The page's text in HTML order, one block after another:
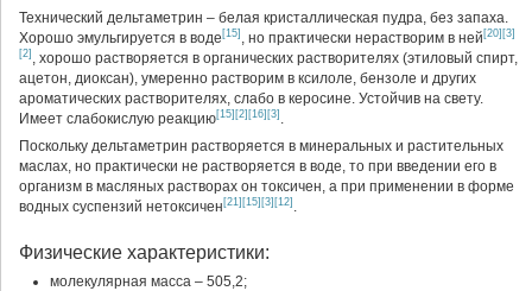
Технический дельтаметрин – белая кристаллическая пудра, без запаха.
Хорошо эмульгируется в воде [15] , но практически нерастворим в ней [20] [3]
[2] , хорошо растворяется в органических растворителях (этиловый спирт,
ацетон, диоксан), умеренно растворим в ксилоле, бензоле и других
ароматических растворителях, слабо в керосине. Устойчив на свету.
Имеет слабокислую реакцию[15] [2] [16] [3] .
Поскольку дельтаметрин растворяется в минеральных и растительных
маслах, но практически не растворяется в воде, то при введении его в
организм в масляных растворах он токсичен, а при применении в форме
водных суспензий нетоксичен [21] [15] [3] [12] .
Физические характеристики:
молекулярная масса – 505,2;